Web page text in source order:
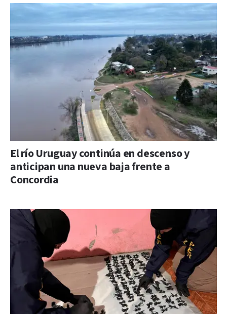
El río Uruguay continúa en descenso y
anticipan una nueva baja frente a
Concordia